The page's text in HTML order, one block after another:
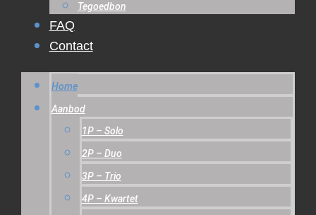
Tegoedbon
FAQ
Contact
Home
Aanbod
1P – Solo
2P – Duo
3P – Trio
4P – Kwartet